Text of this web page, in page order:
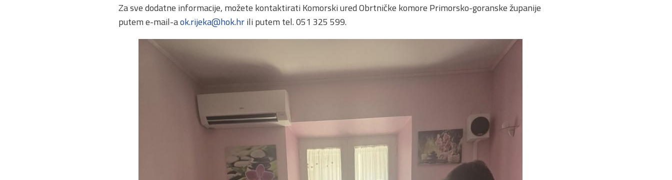
Za sve dodatne informacije, možete kontaktirati Komorski ured Obrtničke komore Primorsko-goranske županije
putem e-mail-aok.rijeka@hok.hrili putem tel. 051 325 599.